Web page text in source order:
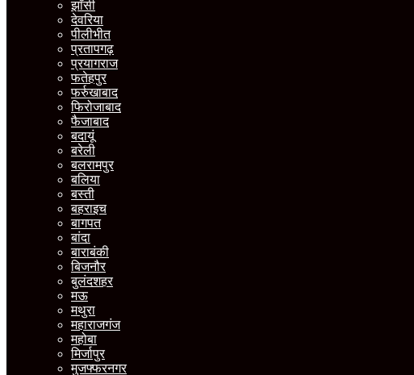
झाँसी
देवरिया
पीलीभीत
प्रतापगढ़
प्रयागराज
फतेहपुर
फर्रुखाबाद
फिरोजाबाद
फैजाबाद
बदायूं
बरेली
बलरामपुर
बलिया
बस्ती
बहराइच
बागपत
बांदा
बाराबंकी
बिजनौर
बुलंदशहर
मऊ
मथुरा
महाराजगंज
महोबा
मिर्जापुर
मुजफ्फरनगर